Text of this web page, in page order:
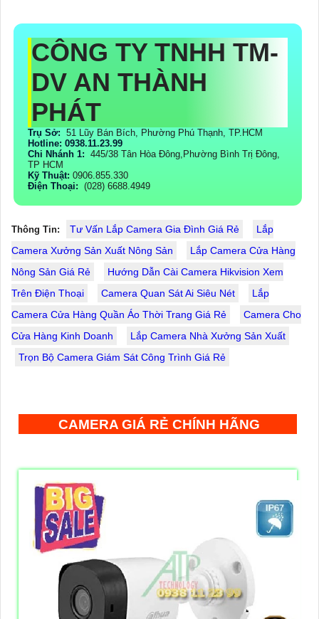
CÔNG TY TNHH TM-
DV AN THÀNH
PHÁT
Trụ Sở: 51 Lũy Bán Bích, Phường Phú Thạnh, TP.HCM
Hotline: 0938.11.23.99
Chi Nhánh 1: 445/38 Tân Hòa Đông,Phường Bình Trị Đông,
TP HCM
Kỹ Thuật: 0906.855.330
Điện Thoại: (028) 6688.4949
Thông Tin: Tư Vấn Lắp Camera Gia Đình Giá Rẻ
Lắp
Camera Xưởng Sản Xuất Nông Sản
Lắp Camera Cửa Hàng
Nông Sản Giá Rẻ
Hướng Dẫn Cài Camera Hikvision Xem
Trên Điện Thoại
Camera Quan Sát Ai Siêu Nét
Lắp
Camera Cửa Hàng Quần Áo Thời Trang Giá Rẻ
Camera Cho
Cửa Hàng Kinh Doanh
Lắp Camera Nhà Xưởng Sản Xuất
Trọn Bộ Camera Giám Sát Công Trình Giá Rẻ
CAMERA GIÁ RẺ CHÍNH HÃNG